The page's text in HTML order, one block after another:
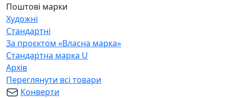
Поштові марки
Художні
Стандартні
За проєктом «Власна марка»
Стандартна марка U
Архів
Переглянути всі товари
Конверти